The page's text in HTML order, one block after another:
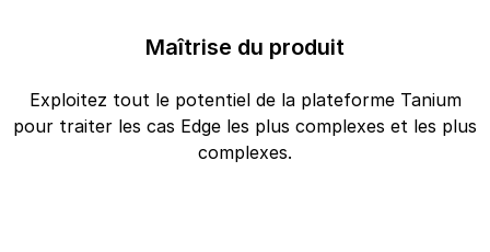
Maîtrise du produit
Exploitez tout le potentiel de la plateforme Tanium
pour traiter les cas Edge les plus complexes et les plus
complexes.